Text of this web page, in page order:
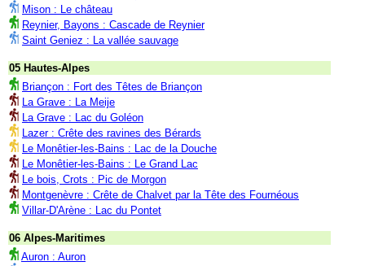
Mison : Le château
Reynier, Bayons : Cascade de Reynier
Saint Geniez : La vallée sauvage
05 Hautes-Alpes
Briançon : Fort des Têtes de Briançon
La Grave : La Meije
La Grave : Lac du Goléon
Lazer : Crête des ravines des Bérards
Le Monêtier-les-Bains : Lac de la Douche
Le Monêtier-les-Bains : Le Grand Lac
Le bois, Crots : Pic de Morgon
Montgenèvre : Crête de Chalvet par la Tête des Fournéous
Villar-D'Arène : Lac du Pontet
06 Alpes-Maritimes
Auron : Auron